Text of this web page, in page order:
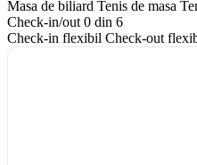
Masa de biliard Tenis de masa
Check-in/out 0 din 6
Check-in flexibil Check-out